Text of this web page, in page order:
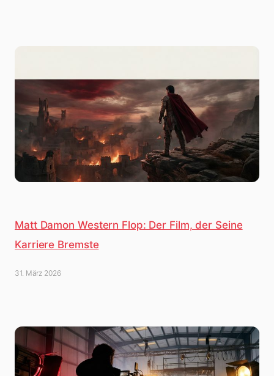
Matt Damon Western Flop: Der Film, der Seine
Karriere Bremste
31. März 2026